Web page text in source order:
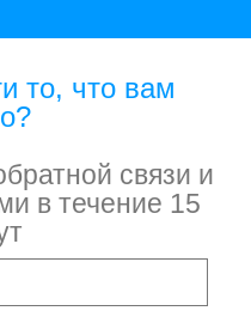
то, что вам
связи и
в течение 15